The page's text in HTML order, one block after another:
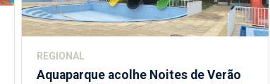
REGIONAL
Aquaparque acolhe Noites de Verão